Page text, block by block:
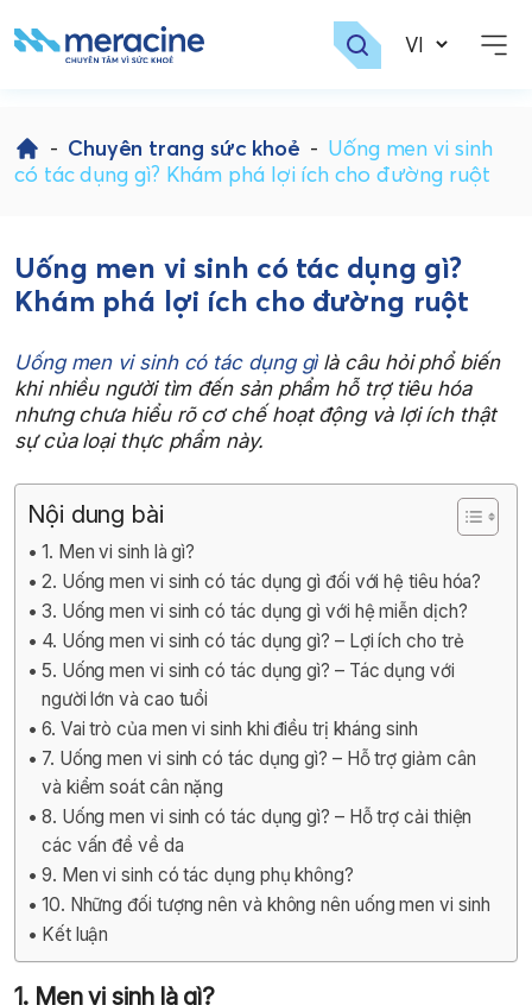
to
content
- Chuyên trang sức khoẻ - Uống men vi sinh
có tác dụng gì? Khám phá lợi ích cho đường ruột
Uống men vi sinh có tác dụng gì?
Khám phá lợi ích cho đường ruột
Uống men vi sinh có tác dụng gìlà câu hỏi phổ biến
khi nhiều người tìm đến sản phẩm hỗ trợ tiêu hóa
nhưng chưa hiểu rõ cơ chế hoạt động và lợi ích thật
sự của loại thực phẩm này.
Nội dung bài
1. Men vi sinh là gì?
2. Uống men vi sinh có tác dụng gì đối với hệ tiêu hóa?
3. Uống men vi sinh có tác dụng gì với hệ miễn dịch?
4. Uống men vi sinh có tác dụng gì? – Lợi ích cho trẻ
5. Uống men vi sinh có tác dụng gì? – Tác dụng với
người lớn và cao tuổi
6. Vai trò của men vi sinh khi điều trị kháng sinh
7. Uống men vi sinh có tác dụng gì? – Hỗ trợ giảm cân
và kiểm soát cân nặng
8. Uống men vi sinh có tác dụng gì? – Hỗ trợ cải thiện
các vấn đề về da
9. Men vi sinh có tác dụng phụ không?
10. Những đối tượng nên và không nên uống men vi sinh
Kết luận
1. Men vi sinh là gì?